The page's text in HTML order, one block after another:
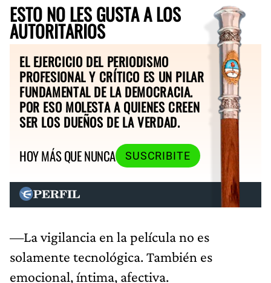
ESTO NO LES GUSTA A LOS
AUTORITARIOS
EL EJERCICIO DEL PERIODISMO
PROFESIONAL Y CRÍTICO ES UN PILAR
FUNDAMENTAL DE LA DEMOCRACIA.
POR ESO MOLESTA A QUIENES CREEN
SER LOS DUEÑOS DE LA VERDAD.
HOY MÁS QUE NUNCA
SUSCRIBITE
—La vigilancia en la película no es
solamente tecnológica. También es
emocional, íntima, afectiva.